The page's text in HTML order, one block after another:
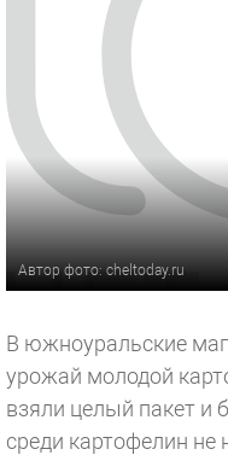
Автор фото: cheltoday.ru
В южноуральские
урожай молодой
взяли целый пакет и
среди картофелин не